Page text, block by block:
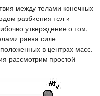
между телами конечных
разбиения тел и
утверждение о том,
равна силе
в центрах масс.
рассмотрим простой